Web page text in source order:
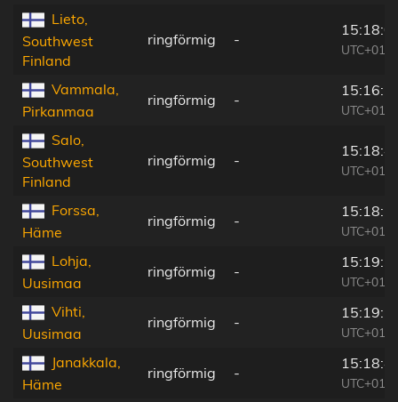
Lieto,
Southwest
Finland
ringförmig -
Vammala,
Pirkanmaa
ringförmig -
Salo,
Southwest
Finland
ringförmig -
Forssa,
Häme
ringförmig -
Lohja,
Uusimaa
ringförmig -
Vihti,
Uusimaa
ringförmig -
Janakkala,
Häme
ringförmig -